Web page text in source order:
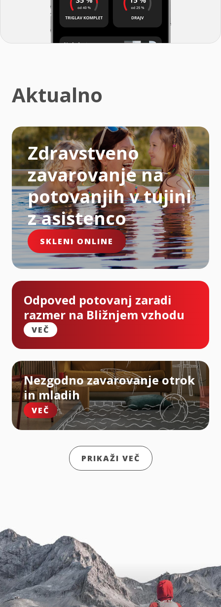
Aktualno
Zdravstveno
zavarovanje na
potovanjih v tujini
z asistenco
SKLENI ONLINE
Odpoved potovanj zaradi
razmer na Bližnjem vzhodu
VEČ
Nezgodno zavarovanje otrok
in mladih
VEČ
PRIKAŽI VEČ